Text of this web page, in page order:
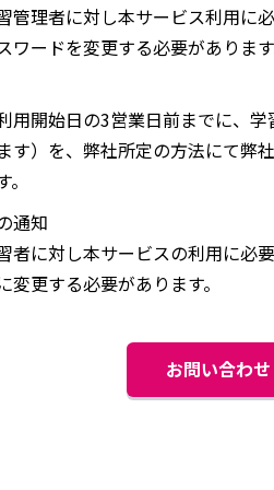
管理者に対し本サービス利用に
ードを変更する必要があります
用開始日の3営業日前までに、
す）を、弊社所定の方法にて弊
通知
者に対し本サービスの利用に必
更する必要があります。
お問い合わせ